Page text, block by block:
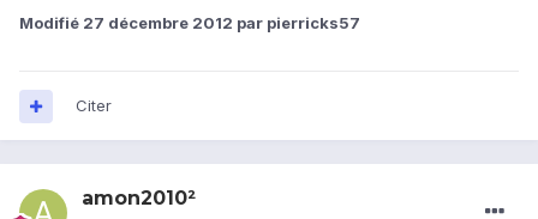
Modifié 27 décembre 2012 par pierricks57
Citer
amon2010²